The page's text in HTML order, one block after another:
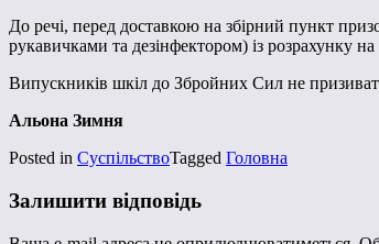
До речі, перед доставкою на збірний пункт
рукавичками та дезінфектором) із розрахунку
Випускників шкіл до Збройних Сил не
Альона Зимня
Posted in СуспільствоTagged Головна
Залишити відповідь